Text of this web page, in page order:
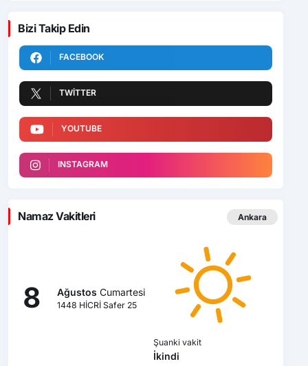
Bizi Takip Edin
FACEBOOK
TWITTER
YOUTUBE
INSTAGRAM
Namaz Vakitleri Ankara
8 Ağustos Cumartesi
1448 HİCRİ Safer 25
Şuanki vakit
İkindi